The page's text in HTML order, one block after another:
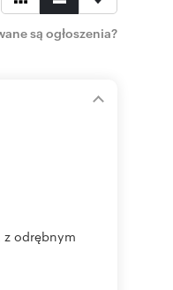
są ogłoszenia?
z odrębnym